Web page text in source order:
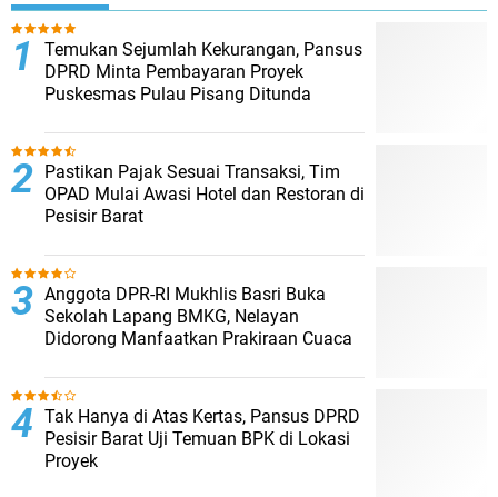
Temukan Sejumlah Kekurangan, Pansus
DPRD Minta Pembayaran Proyek
Puskesmas Pulau Pisang Ditunda ‎
Pastikan Pajak Sesuai Transaksi, Tim
OPAD Mulai Awasi Hotel dan Restoran di
Pesisir Barat
Anggota DPR-RI Mukhlis Basri Buka
Sekolah Lapang BMKG, Nelayan
Didorong Manfaatkan Prakiraan Cuaca ‎
Tak Hanya di Atas Kertas, Pansus DPRD
Pesisir Barat Uji Temuan BPK di Lokasi
Proyek ‎